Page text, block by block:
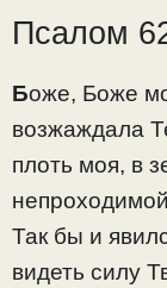
Псалом
Боже, Боже
возжаждала
плоть моя, в
Так бы и
видеть силу